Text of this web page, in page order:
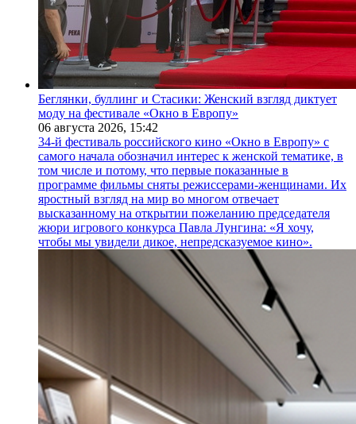
Беглянки, буллинг и Стасики: Женский взгляд диктует
моду на фестивале «Окно в Европу»
06 августа 2026, 15:42
34-й фестиваль российского кино «Окно в Европу» с
самого начала обозначил интерес к женской тематике, в
том числе и потому, что первые показанные в
программе фильмы сняты режиссерами-женщинами. Их
яростный взгляд на мир во многом отвечает
высказанному на открытии пожеланию председателя
жюри игрового конкурса Павла Лунгина: «Я хочу,
чтобы мы увидели дикое, непредсказуемое кино».